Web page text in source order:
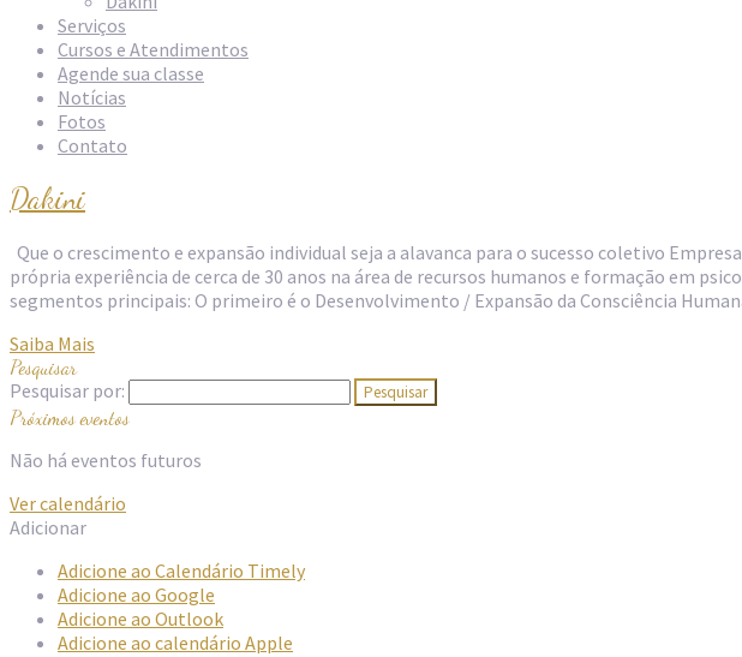
Serviços
Cursos e Atendimentos
Agende sua classe
Notícias
Fotos
Contato
Dakini
Que o crescimento e expansão individual seja a alavanca para o sucesso coletivo
própria experiência de cerca de 30 anos na área de recursos humanos e formação em
segmentos principais: O primeiro é o Desenvolvimento / Expansão da Consciência
Saiba Mais
Pesquisar
Pesquisar por:
Próximos eventos
Não há eventos futuros
Ver calendário
Adicionar
Adicione ao Calendário Timely
Adicione ao Google
Adicione ao Outlook
Adicione ao calendário Apple